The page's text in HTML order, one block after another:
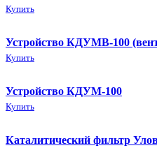
Купить
Устройство КДУМВ-100
Купить
Устройство КДУМ-100
Купить
Каталитический фильтр